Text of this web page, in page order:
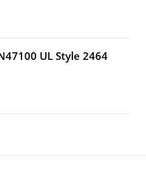
UL Style 2464